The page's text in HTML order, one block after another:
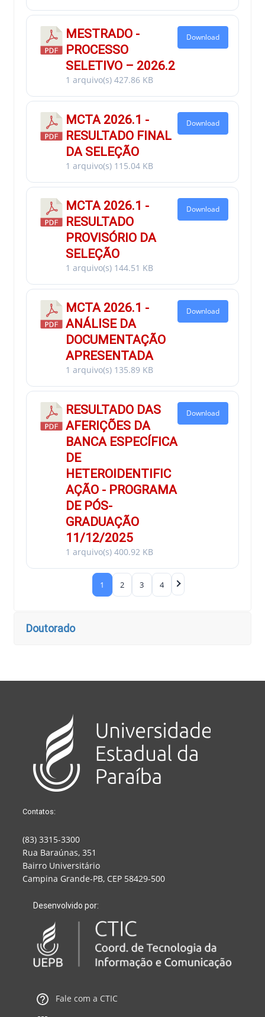
MESTRADO -
PROCESSO
SELETIVO – 2026.2
1 arquivo(s) 427.86 KB
Download
MCTA 2026.1 -
RESULTADO FINAL
DA SELEÇÃO
1 arquivo(s) 115.04 KB
Download
MCTA 2026.1 -
RESULTADO
PROVISÓRIO DA
SELEÇÃO
1 arquivo(s) 144.51 KB
Download
MCTA 2026.1 -
ANÁLISE DA
DOCUMENTAÇÃO
APRESENTADA
1 arquivo(s) 135.89 KB
Download
RESULTADO DAS
AFERIÇÕES DA
BANCA ESPECÍFICA
DE
HETEROIDENTIFIC
AÇÃO - PROGRAMA
DE PÓS-
GRADUAÇÃO
11/12/2025
1 arquivo(s) 400.92 KB
Download
1 2 3 4
Doutorado
Contatos:
(83) 3315-3300
Rua Baraúnas, 351
Bairro Universitário
Campina Grande-PB, CEP 58429-500
Desenvolvido por:
Fale com a CTIC